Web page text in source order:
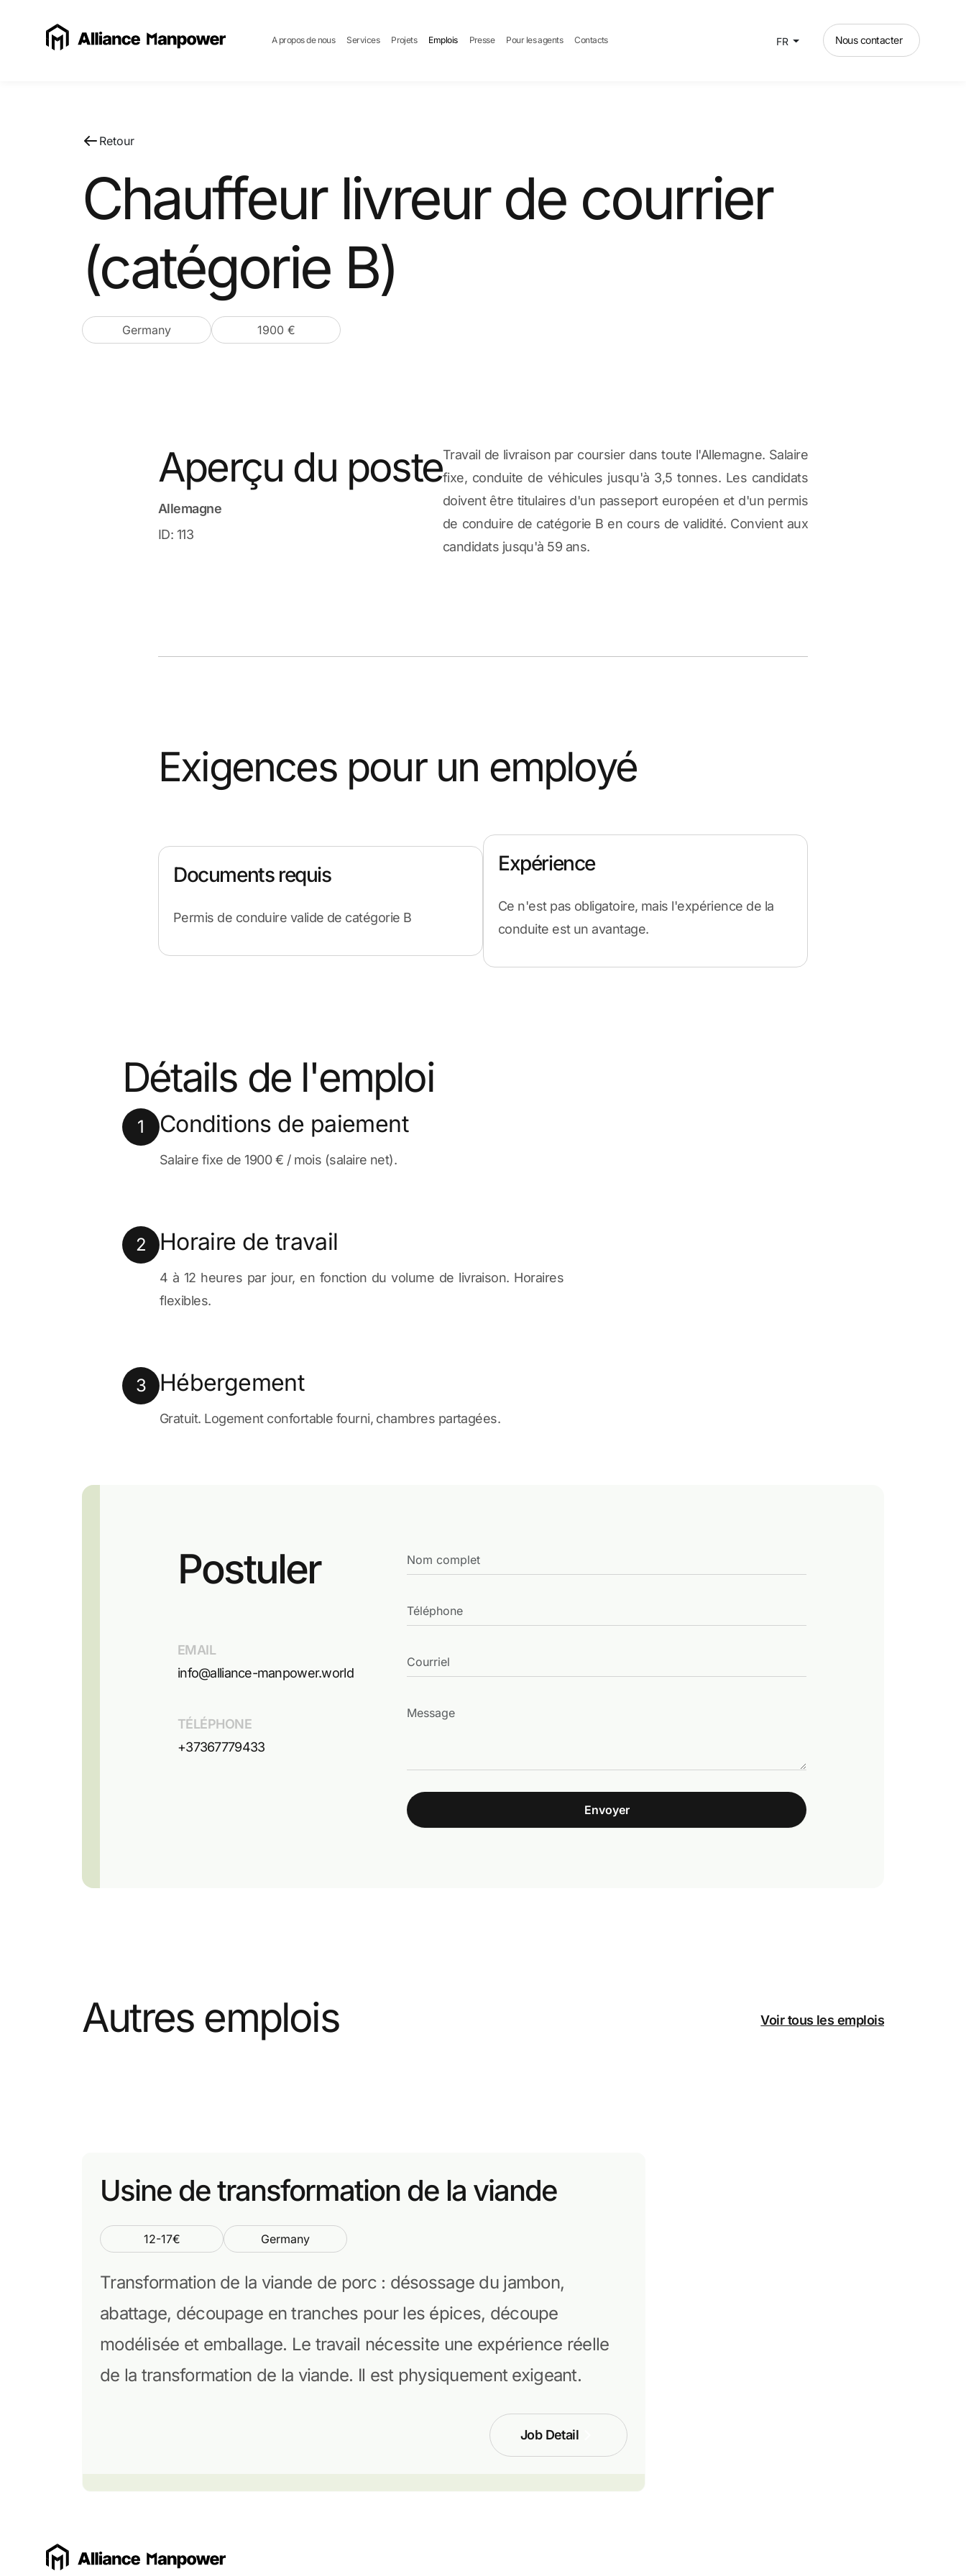
A propos de nous Services Projets Emplois Presse Pour les agents Contacts FR Nous contacter
Retour
Chauffeur livreur de courrier
(catégorie B)
Germany 1900 €
Aperçu du poste
Allemagne
ID: 113
Travail de livraison par coursier dans toute l'Allemagne. Salaire
fixe, conduite de véhicules jusqu'à 3,5 tonnes. Les candidats
doivent être titulaires d'un passeport européen et d'un permis
de conduire de catégorie B en cours de validité. Convient aux
candidats jusqu'à 59 ans.
Exigences pour un employé
Documents requis
Permis de conduire valide de catégorie B
Expérience
Ce n'est pas obligatoire, mais l'expérience de la
conduite est un avantage.
Détails de l'emploi
1 Conditions de paiement
Salaire fixe de 1900 € / mois (salaire net).
2 Horaire de travail
4 à 12 heures par jour, en fonction du volume de livraison. Horaires
flexibles.
3 Hébergement
Gratuit. Logement confortable fourni, chambres partagées.
Postuler
EMAIL
info@alliance-manpower.world
TÉLÉPHONE
+37367779433
Envoyer
Autres emplois Voir tous les emplois
Usine de transformation de la viande
12-17€ Germany
Transformation de la viande de porc : désossage du jambon,
abattage, découpage en tranches pour les épices, découpe
modélisée et emballage. Le travail nécessite une expérience réelle
de la transformation de la viande. Il est physiquement exigeant.
Job Detail